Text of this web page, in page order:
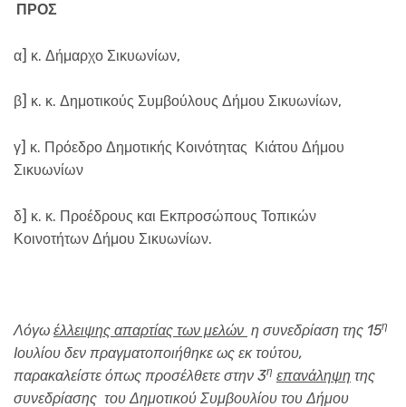
ΠΡΟΣ
α] κ. Δήμαρχο Σικυωνίων,
β] κ. κ. Δημοτικούς Συμβούλους Δήμου Σικυωνίων,
γ] κ. Πρόεδρο Δημοτικής Κοινότητας Κιάτου Δήμου
Σικυωνίων
δ] κ. κ. Προέδρους και Εκπροσώπους Τοπικών
Κοινοτήτων Δήμου Σικυωνίων.
Λόγω έλλειψης απαρτίας των μελών η συνεδρίαση της 15η
Ιουλίου δεν πραγματοποιήθηκε ως εκ τούτου,
παρακαλείστε όπως προσέλθετε στην 3η επανάληψη της
συνεδρίασης του Δημοτικού Συμβουλίου του Δήμου